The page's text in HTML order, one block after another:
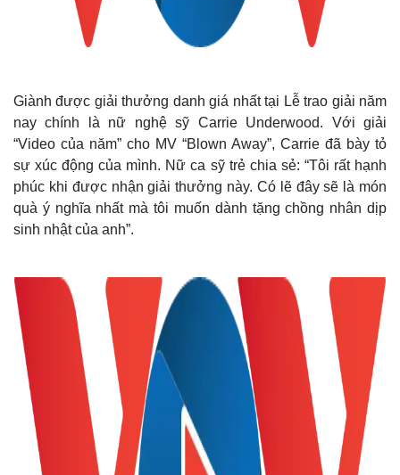
Thế giới
Quan sát
Cuộc sống đó đây
Hồ sơ
Multimedia
E-Magazine
Infographic
Giành được giải thưởng danh giá nhất tại Lễ trao giải năm
nay chính là nữ nghệ sỹ Carrie Underwood. Với giải
“Video của năm” cho MV “Blown Away”, Carrie đã bày tỏ
sự xúc động của mình. Nữ ca sỹ trẻ chia sẻ: “Tôi rất hạnh
phúc khi được nhận giải thưởng này. Có lẽ đây sẽ là món
quà ý nghĩa nhất mà tôi muốn dành tặng chồng nhân dịp
sinh nhật của anh”.